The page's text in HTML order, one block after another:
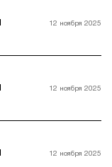
12 ноября 2025
12 ноября 2025
12 ноября 2025